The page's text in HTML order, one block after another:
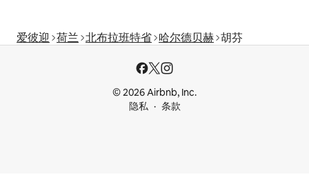
爱彼迎 荷兰 北布拉班特省 哈尔德贝赫 胡芬
© 2026 Airbnb, Inc.
隐私
条款